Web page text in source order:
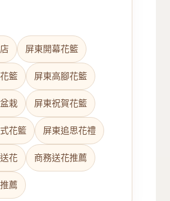
屏東開幕花籃
籃 屏東高腳花籃
栽 屏東祝賀花籃
花籃 屏東追思花禮
花 商務送花推薦
薦